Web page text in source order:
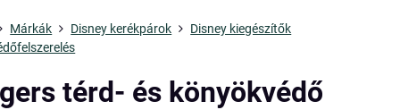
Márkák Disney kerékpárok
Disney kiegészítők
térd- és könyökvédő